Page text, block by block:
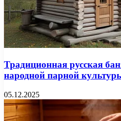
Традиционная русская
народной парной
05.12.2025